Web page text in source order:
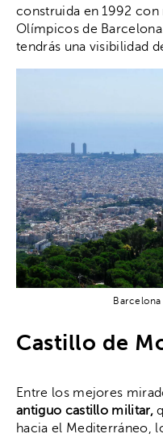
construida en 1992
Olímpicos de
tendrás una visibilidad
Castillo de
Entre los mejores
antiguo castillo militar,
hacia el Mediterráneo,